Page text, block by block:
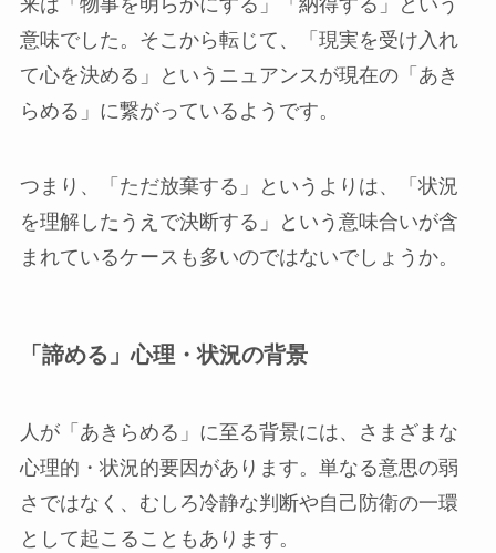
来は「物事を明らかにする」「納得する」という
意味でした。そこから転じて、「現実を受け入れ
て心を決める」というニュアンスが現在の「あき
らめる」に繋がっているようです。
つまり、「ただ放棄する」というよりは、「状況
を理解したうえで決断する」という意味合いが含
まれているケースも多いのではないでしょうか。
「諦める」心理・状況の背景
人が「あきらめる」に至る背景には、さまざまな
心理的・状況的要因があります。単なる意思の弱
さではなく、むしろ冷静な判断や自己防衛の一環
として起こることもあります。